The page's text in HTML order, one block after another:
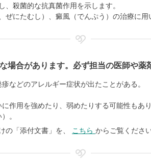
殺菌的な抗真菌作用を示します。
にたむし）、癜風（でんぷう）の治療に用
場合があります。必ず担当の医師や薬
などのアレルギー症状が出たことがある。
作用を強めたり、弱めたりする可能性もあ
。
の「添付文書」を、
こちら からご覧ください